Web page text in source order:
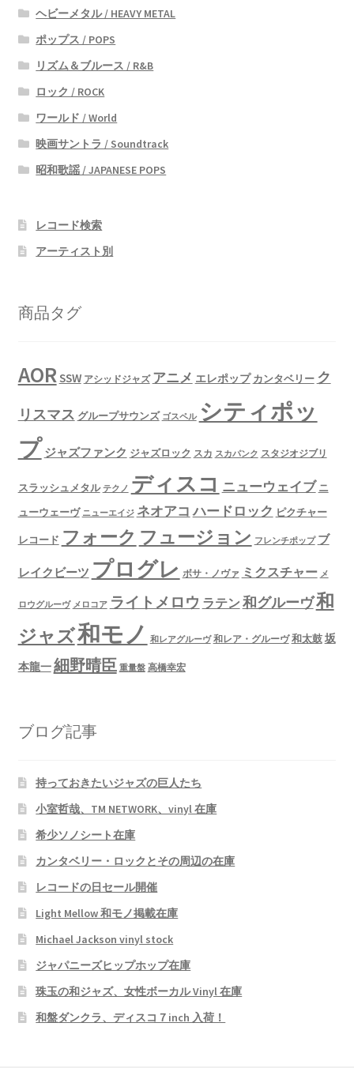
ヘビーメタル / HEAVY METAL
ポップス / POPS
リズム＆ブルース / R&B
ロック / ROCK
ワールド / World
映画サントラ / Soundtrack
昭和歌謡 / JAPANESE POPS
レコード検索
アーティスト別
商品タグ
AORSSW アシッドジャズ アニメ エレポップ カンタベリー ク
リスマス グループサウンズ ゴスペル シティポッ
プ ジャズファンク ジャズロック スカ スカパンク スタジオジブリ
スラッシュメタル テクノ ディスコ ニューウェイブ ニ
ューウェーヴ ニューエイジ ネオアコ ハードロック ピクチャー
レコード フォーク フュージョン フレンチポップ ブ
レイクビーツ プログレ ボサ・ノヴァ ミクスチャー メ
ロウグルーヴ メロコア ライトメロウ ラテン 和グルーヴ和
ジャズ和モノ 和レアグルーヴ 和レア・グルーヴ 和太鼓坂
本龍一細野晴臣 重量盤 高橋幸宏
ブログ記事
持っておきたいジャズの巨人たち
小室哲哉、TM NETWORK、vinyl 在庫
希少ソノシート在庫
カンタベリー・ロックとその周辺の在庫
レコードの日セール開催
Light Mellow 和モノ掲載在庫
Michael Jackson vinyl stock
ジャパニーズヒップホップ在庫
珠玉の和ジャズ、女性ボーカル Vinyl 在庫
和盤ダンクラ、ディスコ７inch 入荷！